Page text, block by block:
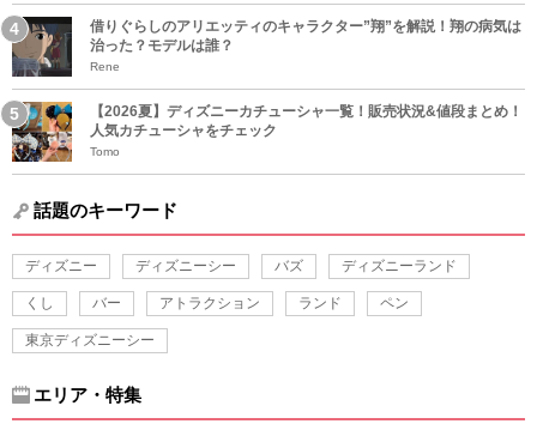
借りぐらしのアリエッティのキャラクター”翔”を解説！翔の病気は
治った？モデルは誰？
Rene
【2026夏】ディズニーカチューシャ一覧！販売状況&値段まとめ！
人気カチューシャをチェック
Tomo
話題のキーワード
ディズニー ディズニーシー バズ ディズニーランド
くし バー アトラクション ランド ペン
東京ディズニーシー
エリア・特集